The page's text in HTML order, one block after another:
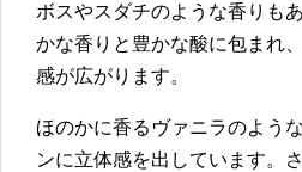
ボスやスダチのような香りも
かな香りと豊かな酸に包まれ
感が広がります。
ほのかに香るヴァニラのよう
ンに立体感を出しています。